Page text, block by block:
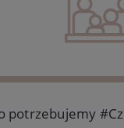
potrzebujemy